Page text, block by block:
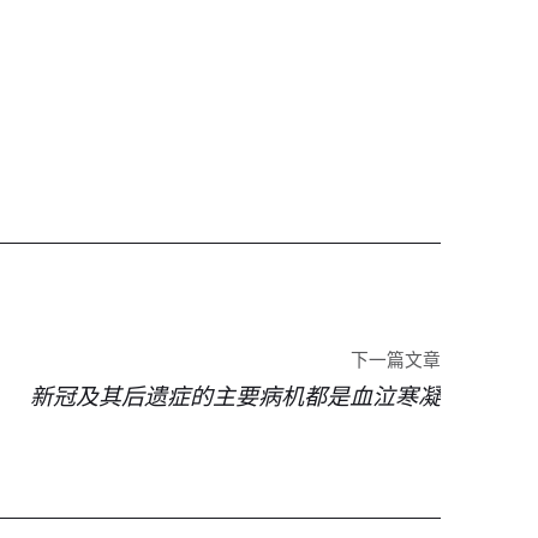
下一篇文章
新冠及其后遗症的主要病机都是血泣寒凝